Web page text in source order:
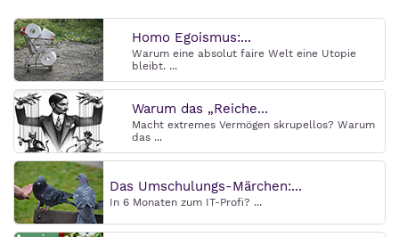
Homo Egoismus:...
Warum eine absolut faire Welt eine Utopie
bleibt. ...
Warum das „Reiche...
Macht extremes Vermögen skrupellos? Warum
das ...
Das Umschulungs-Märchen:...
In 6 Monaten zum IT-Profi? ...